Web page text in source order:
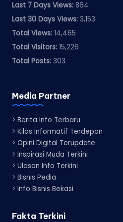
Last 7 Days Views: 864
Last 30 Days Views: 3,153
Total Views: 14,465
Total Visitors: 15,226
Total Posts: 303
Media Partner
> Berita Info Terbaru
> Kilas Informatif Terdepan
> Opini Digital Terupdate
> Inspirasi Muda Terkini
> Ulasan Info Terkini
> Bisnis Pedia
> Info Bisnis Bekasi
Fakta Terkini